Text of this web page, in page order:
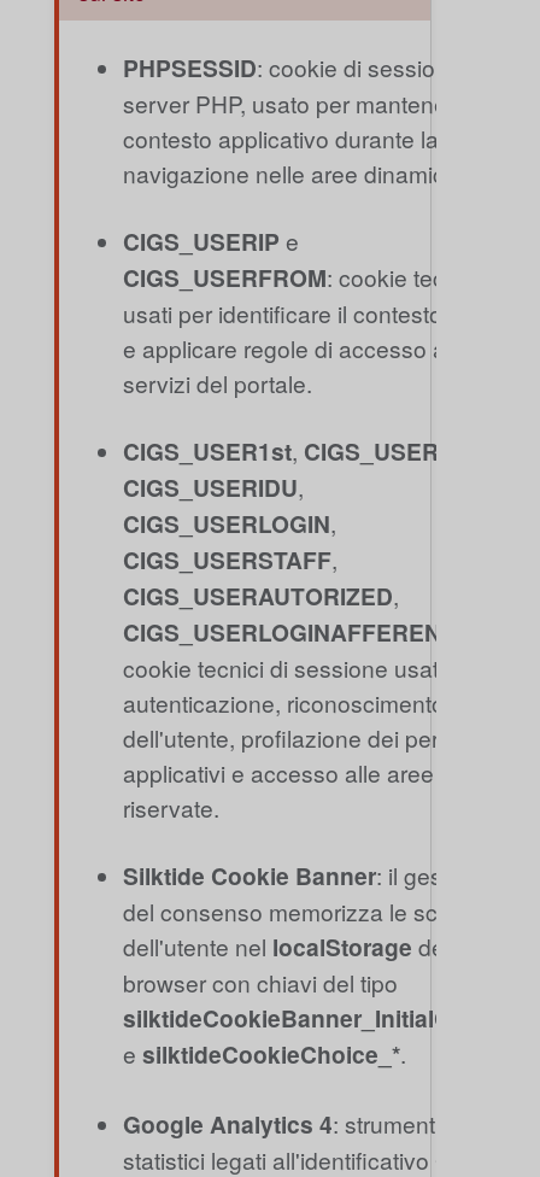
PHPSESSID: cookie di sessione del
server PHP, usato per mantenere il
contesto applicativo durante la
navigazione nelle aree dinamiche.
CIGS_USERIP e
CIGS_USERFROM: cookie tecnici
usati per identificare il contesto di rete
e applicare regole di accesso ai
servizi del portale.
CIGS_USER1st, CIGS_USER2nd
CIGS_USERIDU,
CIGS_USERLOGIN,
CIGS_USERSTAFF,
CIGS_USERAUTORIZED,
CIGS_USERLOGINAFFERENTE
cookie tecnici di sessione usati per
autenticazione, riconoscimento
dell'utente, profilazione dei permessi
applicativi e accesso alle aree
riservate.
Silktide Cookie Banner: il gestore
del consenso memorizza le scelte
dell'utente nel localStorage del
browser con chiavi del tipo
silktideCookieBanner_InitialChoice
esilktideCookieChoice_*.
Google Analytics 4: strumenti
statistici legati all'identificativo